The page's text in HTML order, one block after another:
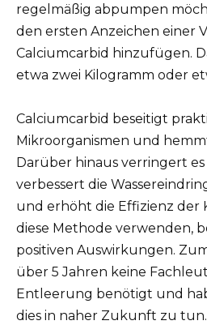
regelmäßig abpumpen
den ersten Anzeichen einer
Calciumcarbid hinzufügen.
etwa zwei Kilogramm oder
Calciumcarbid beseitigt
Mikroorganismen und
Darüber hinaus verringert
verbessert die
und erhöht die Effizienz der
diese Methode verwenden,
positiven Auswirkungen.
über 5 Jahren keine
Entleerung benötigt und
dies in naher Zukunft zu